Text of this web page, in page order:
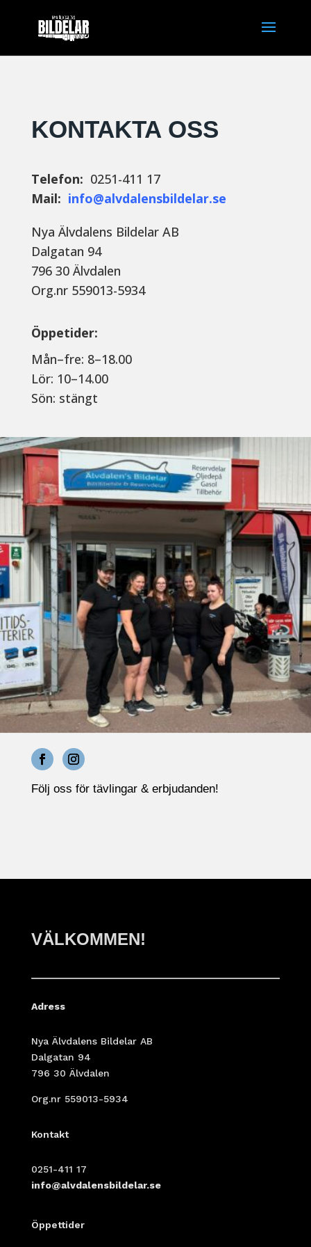
KONTAKTA OSS
Telefon: 0251-411 17
Mail: info@alvdalensbildelar.se
Nya Älvdalens Bildelar AB
Dalgatan 94
796 30 Älvdalen
Org.nr 559013-5934
Öppetider:
Mån–fre: 8–18.00
Lör: 10–14.00
Sön: stängt
Följ oss för tävlingar & erbjudanden!
VÄLKOMMEN!
Adress
Nya Älvdalens Bildelar AB
Dalgatan 94
796 30 Älvdalen
Org.nr 559013-5934
Kontakt
0251-411 17
info@alvdalensbildelar.se
Öppettider